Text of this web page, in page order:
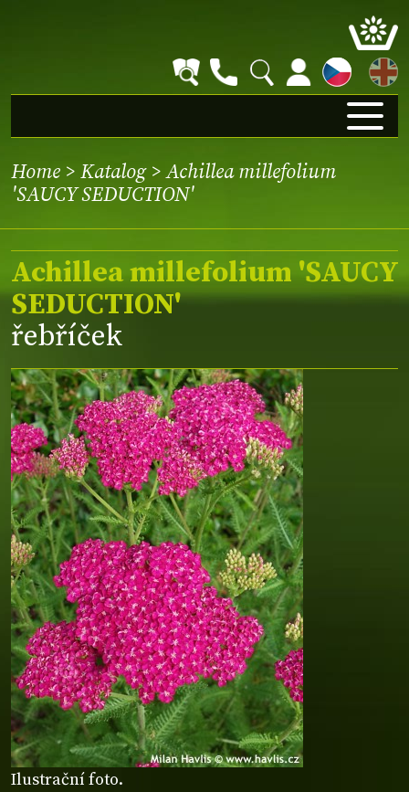
EN
Home > Katalog> Achillea millefolium
'SAUCY SEDUCTION'
Ilustrační foto.
Achillea millefolium 'SAUCY
SEDUCTION'
řebříček